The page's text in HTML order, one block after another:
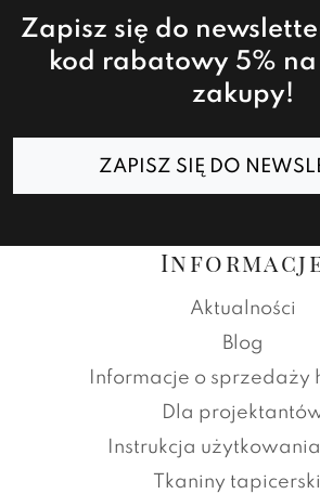
Zapisz się do
kod rabatowy 5%
zakupy!
ZAPISZ SIĘ DO
Aktualności
Blog
Informacje o sprzedaży
Dla
Instrukcja
Tkaniny